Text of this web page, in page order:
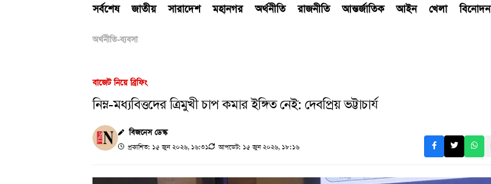
সর্বশেষ জাতীয় সারাদেশ মহানগর অর্থনীতি রাজনীতি আন্তর্জাতিক আইন খেলা বিনোদন
অর্থনীতি-ব্যবসা
বাজেট নিয়ে ব্রিফিং
নিম্ন-মধ্যবিত্তদের ত্রিমুখী চাপ কমার ইঙ্গিত নেই: দেবপ্রিয় ভট্টাচার্য
বিজনেস ডেস্ক
প্রকাশিত: ১৫ জুন ২০২৬, ১৬:৩১ আপডেট: ১৫ জুন ২০২৬, ১৮:১৬